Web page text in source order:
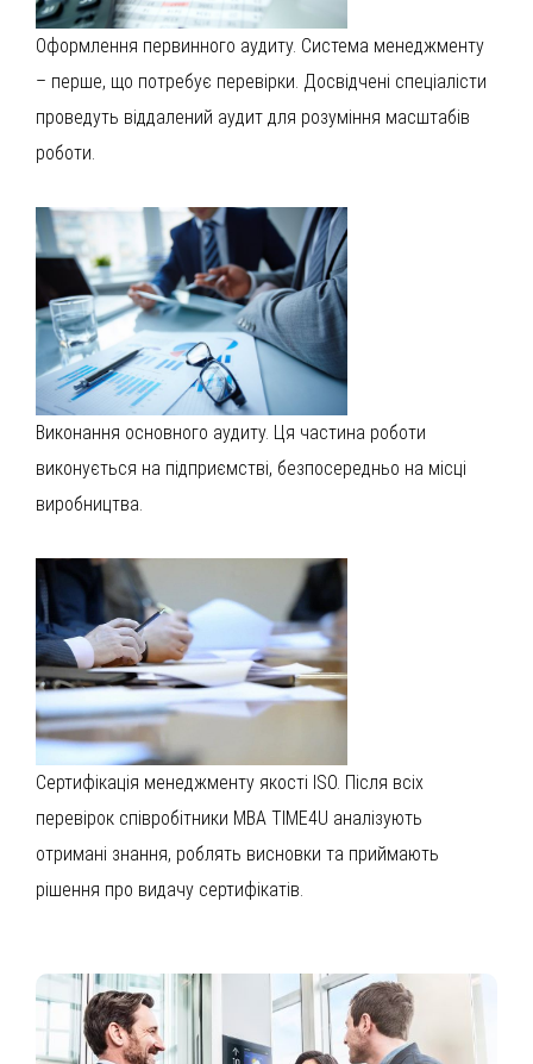
Оформлення первинного аудиту. Система менеджменту
– перше, що потребує перевірки. Досвідчені спеціалісти
проведуть віддалений аудит для розуміння масштабів
роботи.
Виконання основного аудиту. Ця частина роботи
виконується на підприємстві, безпосередньо на місці
виробництва.
Сертифікація менеджменту якості ISO. Після всіх
перевірок співробітники MBA TIME4U аналізують
отримані знання, роблять висновки та приймають
рішення про видачу сертифікатів.